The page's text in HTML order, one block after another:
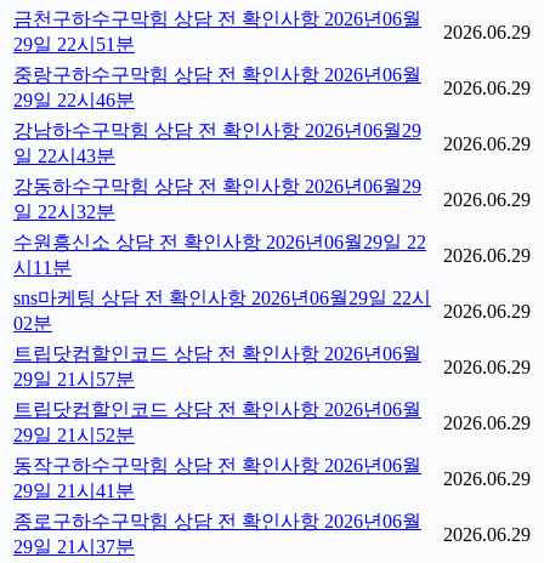
금천구하수구막힘 상담 전 확인사항 2026년06월
29일 22시51분
2026.06.29
중랑구하수구막힘 상담 전 확인사항 2026년06월
29일 22시46분
2026.06.29
강남하수구막힘 상담 전 확인사항 2026년06월29
일 22시43분
2026.06.29
강동하수구막힘 상담 전 확인사항 2026년06월29
일 22시32분
2026.06.29
수원흥신소 상담 전 확인사항 2026년06월29일 22
시11분
2026.06.29
sns마케팅 상담 전 확인사항 2026년06월29일 22시
02분
2026.06.29
트립닷컴할인코드 상담 전 확인사항 2026년06월
29일 21시57분
2026.06.29
트립닷컴할인코드 상담 전 확인사항 2026년06월
29일 21시52분
2026.06.29
동작구하수구막힘 상담 전 확인사항 2026년06월
29일 21시41분
2026.06.29
종로구하수구막힘 상담 전 확인사항 2026년06월
29일 21시37분
2026.06.29